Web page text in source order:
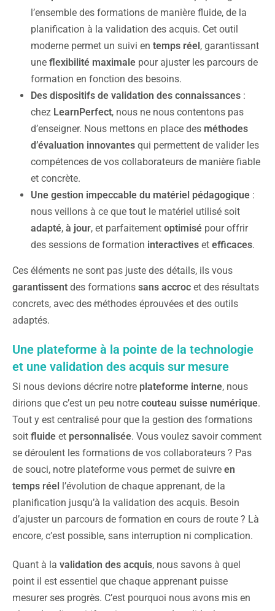
l’ensemble des formations de manière fluide, de la
planification à la validation des acquis. Cet outil
moderne permet un suivi en temps réel, garantissant
une flexibilité maximale pour ajuster les parcours de
formation en fonction des besoins.
Des dispositifs de validation des connaissances :
chez LearnPerfect, nous ne nous contentons pas
d’enseigner. Nous mettons en place des méthodes
d’évaluation innovantes qui permettent de valider les
compétences de vos collaborateurs de manière fiable
et concrète.
Une gestion impeccable du matériel pédagogique :
nous veillons à ce que tout le matériel utilisé soit
adapté, à jour, et parfaitement optimisé pour offrir
des sessions de formation interactives et efficaces.
Ces éléments ne sont pas juste des détails, ils vous
garantissent des formations sans accroc et des résultats
concrets, avec des méthodes éprouvées et des outils
adaptés.
Une plateforme à la pointe de la technologie
et une validation des acquis sur mesure
Si nous devions décrire notre plateforme interne, nous
dirions que c’est un peu notre couteau suisse numérique.
Tout y est centralisé pour que la gestion des formations
soit fluide et personnalisée. Vous voulez savoir comment
se déroulent les formations de vos collaborateurs ? Pas
de souci, notre plateforme vous permet de suivre en
temps réel l’évolution de chaque apprenant, de la
planification jusqu’à la validation des acquis. Besoin
d’ajuster un parcours de formation en cours de route ? Là
encore, c’est possible, sans interruption ni complication.
Quant à la validation des acquis, nous savons à quel
point il est essentiel que chaque apprenant puisse
mesurer ses progrès. C’est pourquoi nous avons mis en